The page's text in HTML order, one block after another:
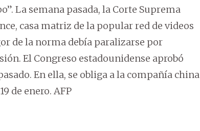
La semana pasada, la Corte Suprema
casa matriz de la popular red de videos
de la norma debía paralizarse por
El Congreso estadounidense aprobó
En ella, se obliga a la compañía china
de enero. AFP